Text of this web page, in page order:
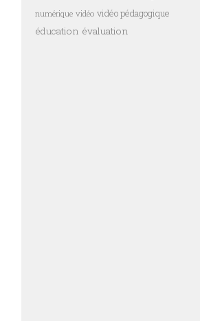
numérique vidéo vidéo pédagogique
éducation évaluation